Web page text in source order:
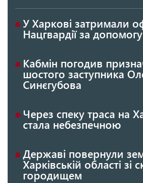
У Харкові затримали
Нацгвардії за
Кабмін погодив
шостого заступника
Синєгубова
Через спеку траса на
стала небезпечною
Державі повернули
Харківській області зі
городищем